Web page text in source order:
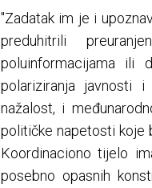
''Zadatak im je i
preduhitrili
poluinformacijama ili
polariziranja javnosti
nažalost, i
političke napetosti koje
Koordinaciono tijelo
posebno opasnih